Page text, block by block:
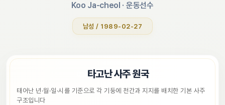
Koo Ja-cheol · 운동선수
남성 / 1989-02-27
타고난 사주 원국
태어난 년·월·일·시를 기준으로 각 기둥에 천간과 지지를 배치한 기본 사주
구조입니다